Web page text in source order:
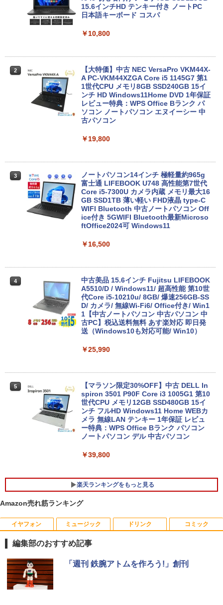
15.6インチHD テンキー付き ノートPC
日本語キーボード コスパ
￥10,800
2
【大特価】中古 NEC VersaPro VKM44X-
A PC-VKM44XZGA Core i5 1145G7 第1
1世代CPU メモリ8GB SSD240GB 15イ
ンチ HD Windows11Home DVD 1年保証
レビュー特典：WPS Office Bランク パ
ソコン ノートパソコン エヌイーシー 中
古パソコン
￥19,800
3
ノートパソコン14インチ 極軽量約965g
富士通 LIFEBOOK U748 高性能第7世代
Core i5-7300U カメラ内蔵 メモリ最大16
GB SSD1TB 薄い軽い FHD液晶 type-C
WIFI Bluetooth 中古ノートパソコン Off
ice付き 5GWIFI Bluetooth最新Microso
ftOffice2024可 Windows11
￥16,500
4
中古美品 15.6インチ Fujitsu LIFEBOOK
A5510/D / Windows11/ 超高性能 第10世
代Core i5-10210u/ 8GB/ 爆速256GB-SS
D/ カメラ/ 無線Wi-Fi6/ Office付き/ Win1
1【中古ノートパソコン 中古パソコン 中
古PC】税込送料無料 あす楽対応 即日発
送（Windows10も対応可能/ Win10）
￥25,990
5
【マラソン限定30%OFF】中古 DELL In
spiron 3501 P90F Core i3 1005G1 第10
世代CPU メモリ12GB SSD480GB 15イ
ンチ フルHD Windows11 Home WEBカ
メラ 無線LAN テンキー 1年保証 レビュ
ー特典：WPS Office Bランク パソコン
ノートパソコン デル 中古パソコン
￥39,800
楽天ランキングをもっと見る
1
中古パソコン | NEC | Mate MKM30B-4 |
Windows11 | デスクトップ | 一年保証 |
第8世代 | Core i5 8500 3.0(〜最大4.1)G
D-ROM | 無線LAN:あり | Win11Pro64bit
1
LED ライティングボード 手書き 看板 60
x80cm 結婚式 ウェルカムボード カフェ
店頭ディスプレイ マーカー付属 強化ガラ
保証付)
1
はじめての世界名作えほん あかいえほ
んのおうち（1～40巻） （0） [ 中脇 初
枝 ]
￥26,400
Amazon売れ筋ランキング
イヤフォン
Anker Soundcore P40i ブラック
ミュージック
BRUCE WAYNE feat. Flo Milli, ATL Jacob
[Explicit]
ドリンク
【Amazon.co.jp限定】 い・ろ・は・す 2L P
ET ラベルレス ×8本
コミック
薬屋のひとりごと 17巻 (デジタル版ビッグガ
ンガンコミックス)
編集部のおすすめ記事
「週刊 鉄腕アトムを作ろう!」創刊